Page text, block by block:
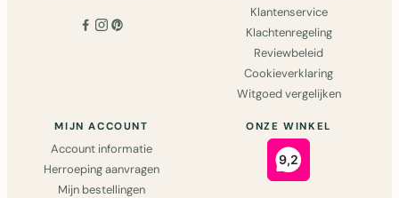
Klantenservice
Klachtenregeling
Reviewbeleid
Cookieverklaring
Witgoed vergelijken
MIJN ACCOUNT
Account informatie
Herroeping aanvragen
Mijn bestellingen
ONZE WINKEL